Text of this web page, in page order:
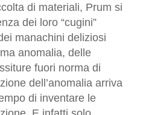
di materiali, Prum si
dei loro “cugini”
manachini deliziosi
anomalia, delle
fuori norma di
dell’anomalia arriva
di inventare le